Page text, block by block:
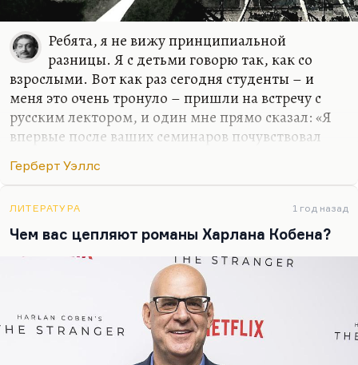
Ребята, я не вижу принципиальной
разницы. Я с детьми говорю так, как со
взрослыми. Вот как раз сегодня студенты – и
меня это очень тронуло – пришли на встречу с
русским лектором, и один мне прямо сказал: «Я
впервые после ваших семинаров почувствовал
этого совсем не хотел, но в каком-то смысле,
профессором, а может быть, студент еще и
лучше. Я не льщу молодым, не пытаюсь к ним
подольститься. Слава богу, у нас неплохие
отношения. Я не вижу принципиальной разницы
между взрослыми и детьми. Я со своим сыном
Андреем всегда говорил как со взрослым. Может
быть, иногда слишком жестко. И с Шервудом та
Герберт Уэллс
ЛИТЕРАТУРА 1 год назад
Чем вас цепляют романы Харлана Кобена?